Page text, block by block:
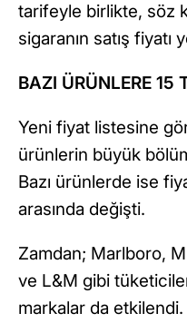
tarifeyle birlikte, söz
sigaranın satış fiyatı
BAZI ÜRÜNLERE 15
Yeni fiyat listesine
ürünlerin büyük
Bazı ürünlerde ise
arasında değişti.
Zamdan; Marlboro,
ve L&M gibi
markalar da etkilendi.